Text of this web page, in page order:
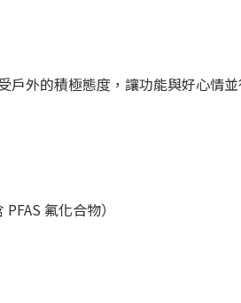
戶外的積極態度，讓功能與好心情
氟化合物）